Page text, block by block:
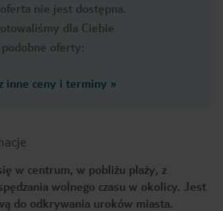
nie jest dostępna.
dla Ciebie
podobne oferty:
inne ceny i terminy »
w centrum, w pobliżu plaży, z
wolnego czasu w okolicy. Jest
do odkrywania uroków miasta.